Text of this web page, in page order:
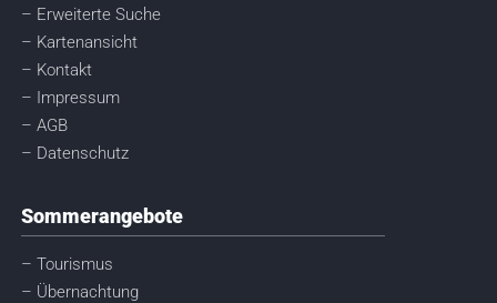
– Erweiterte Suche
– Kartenansicht
– Kontakt
– Impressum
– AGB
– Datenschutz
Sommerangebote
– Tourismus
– Übernachtung